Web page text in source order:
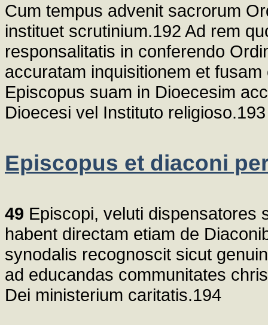
Cum tempus advenit sacrorum
instituet scrutinium.192 Ad rem
responsalitatis in conferendo
accuratam inquisitionem et
Episcopus suam in Dioecesim
Dioecesi vel Instituto religioso.193
Episcopus et diaconi
49 Episcopi, veluti dispensatores
habent directam etiam de
synodalis recognoscit sicut
ad educandas communitates
Dei ministerium caritatis.194